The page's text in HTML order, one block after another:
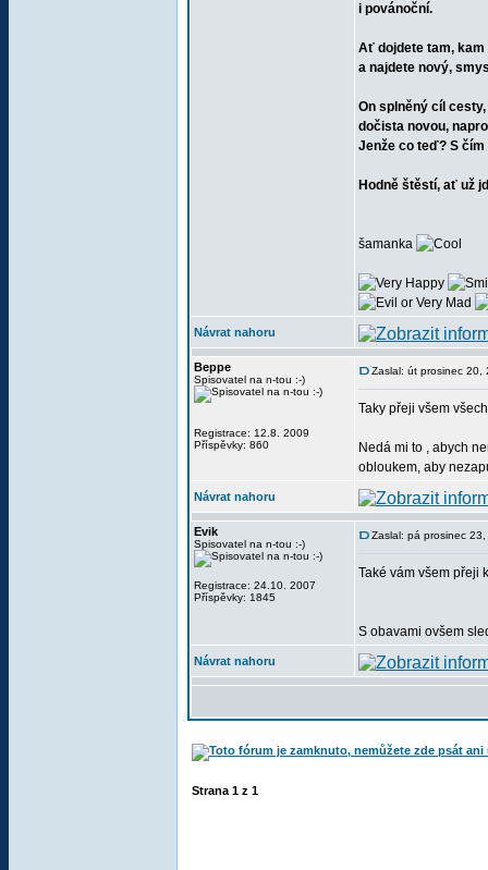
i povánoční.
Ať dojdete tam,
a najdete nový,
On splněný cíl
dočista novou,
Jenže co teď? S
Hodně štěstí, ať už
šamanka
Návrat nahoru
Beppe
Spisovatel na n-tou :-)
Registrace: 12.8. 2009
Příspěvky: 860
Zaslal: út prosinec 20,
Taky přeji všem
Nedá mi to , abych
obloukem, aby
Návrat nahoru
Evik
Spisovatel na n-tou :-)
Registrace: 24.10. 2007
Příspěvky: 1845
Zaslal: pá prosinec
Také vám všem přeji
S obavami ovšem
Návrat nahoru
Strana 1 z 1